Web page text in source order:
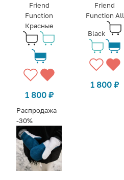
Friend
Function
Красные
1 800 ₽
Friend
Function All
Black
1 800₽
Распродажа
-30%